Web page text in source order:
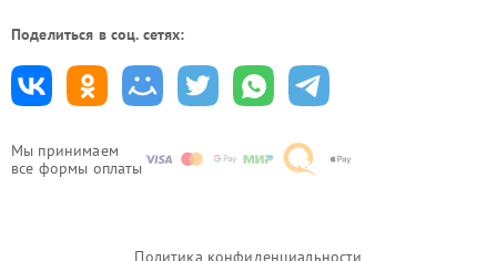
Мы принимаем
все формы оплаты
Поделиться в соц. сетях:
Политика конфиденциальности